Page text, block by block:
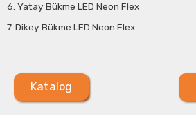
6. Yatay Bükme LED Neon Flex
7. Dikey Bükme LED Neon Flex
Katalog